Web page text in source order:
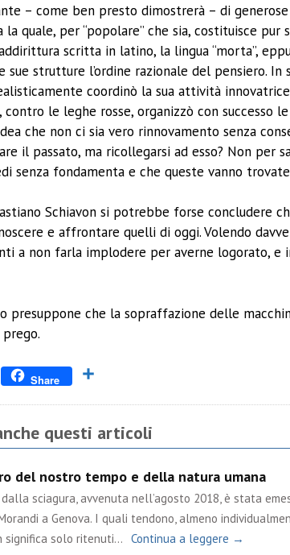
– come ben presto dimostrerà – di
quale, per “popolare” che sia, costituisce pur
scritta in latino, la lingua “morta”,
strutture l’ordine razionale del pensiero. In
coordinò la sua attività
le leghe rosse, organizzò con successo
che non ci sia vero rinnovamento senza
il passato, ma ricollegarsi ad esso? Non per
senza fondamenta e che queste vanno
Schiavon si potrebbe forse concludere
e affrontare quelli di oggi. Volendo
a non farla implodere per averne logorato,
presuppone che la sopraffazione delle
Copy
Share
questi articoli
del nostro tempo e della natura umana
sciagura, avvenuta nell’agosto 2018, è stata
a Genova. I quali tendono, almeno
significa solo ritenuti… Continua a leggere →